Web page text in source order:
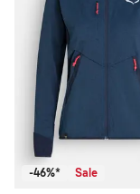
-46%* Sale